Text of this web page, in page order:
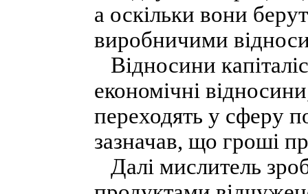
а оскільки вони
виробничими
Відносини
економічні
переходять у сферу
зазначав, що гроші
Далі мислитель